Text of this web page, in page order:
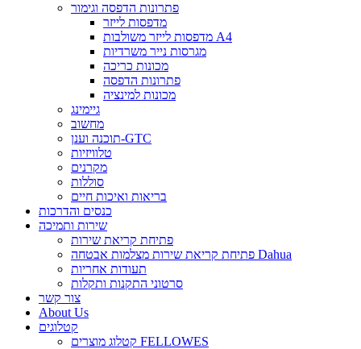
פתרונות הדפסה וגימור
מדפסות לייזר
מדפסות לייזר משולבות A4
מגרסות נייר משרדיות
מכונות כריכה
פתרונות הדפסה
מכונות למינציה
גיימינג
מחשוב
תוכנה וענן-GTC
טלוויזיות
מקרנים
סוללות
בריאות ואיכות חיים
כנסים והדרכות
שירות ותמיכה
פתיחת קריאת שירות
פתיחת קריאת שירות מצלמות אבטחה Dahua
תעודות אחריות
סרטוני התקנות ותקלות
צור קשר
About Us
קטלוגים
קטלוג מוצרים FELLOWES